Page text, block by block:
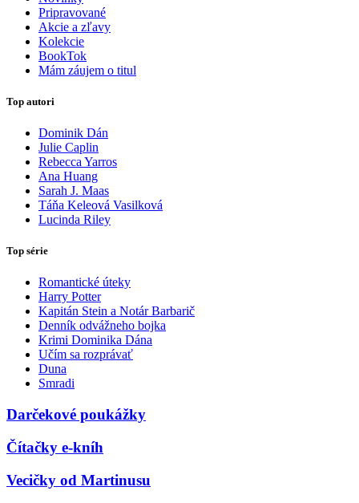
Pripravované
Akcie a zľavy
Kolekcie
BookTok
Mám záujem o titul
Top autori
Dominik Dán
Julie Caplin
Rebecca Yarros
Ana Huang
Sarah J. Maas
Táňa Keleová Vasilková
Lucinda Riley
Top série
Romantické úteky
Harry Potter
Kapitán Stein a Notár Barbarič
Denník odvážneho bojka
Krimi Dominika Dána
Učím sa rozprávať
Duna
Smradi
Darčekové poukážky
Čítačky e-kníh
Vecičky od Martinusu